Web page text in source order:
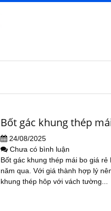
Bốt gác khung thép
24/08/2025
Chưa có bình luận
Bốt gác khung thép mái bo giá
năm qua. Với giá thành hợp lý
khung thép hôp với vách tường...